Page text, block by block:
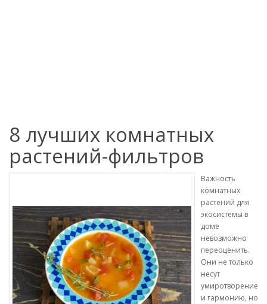
8 лучших комнатных
растений-фильтров
Важность
комнатных
растений для
экосистемы в
доме
невозможно
переоценить.
Они не только
несут
умиротворение
и гармонию, но